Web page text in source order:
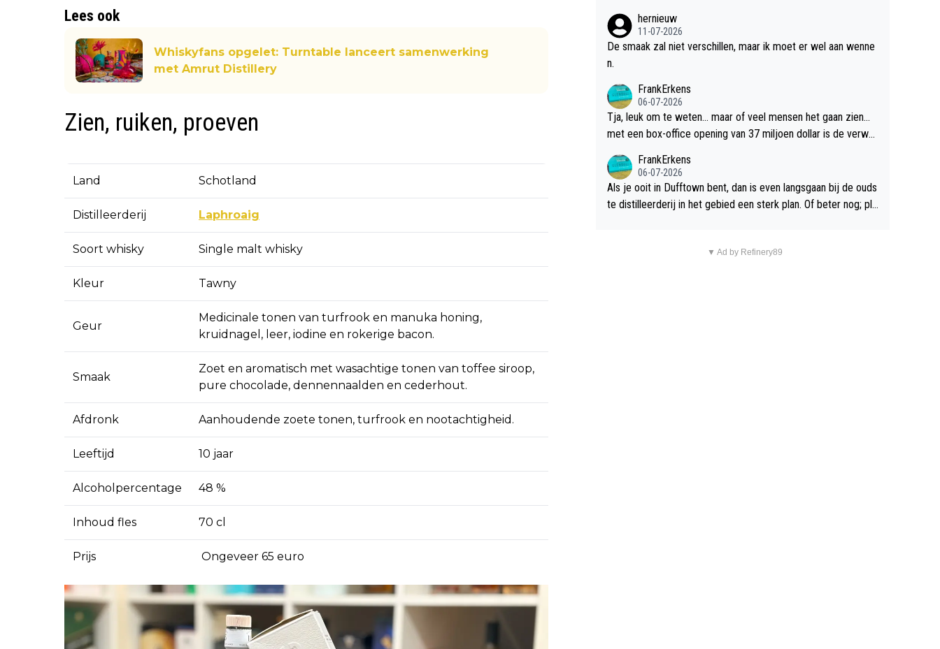
Lees ook
Whiskyfans opgelet: Turntable lanceert samenwerking
met Amrut Distillery
Zien, ruiken, proeven
Land Schotland
Distilleerderij Laphroaig
Soort whisky Single malt whisky
Kleur Tawny
Geur
Medicinale tonen van turfrook en manuka honing,
kruidnagel, leer, iodine en rokerige bacon.
Smaak
Zoet en aromatisch met wasachtige tonen van toffee siroop,
pure chocolade, dennennaalden en cederhout.
Afdronk Aanhoudende zoete tonen, turfrook en nootachtigheid.
Leeftijd 10 jaar
Alcoholpercentage 48 %
Inhoud fles 70 cl
Prijs Ongeveer 65 euro
hernieuw
11-07-2026
De smaak zal niet verschillen, maar ik moet er wel aan wenne
n.
FrankErkens
06-07-2026
Tja, leuk om te weten... maar of veel mensen het gaan zien...
met een box-office opening van 37 miljoen dollar is de verwa
FrankErkens
06-07-2026
Als je ooit in Dufftown bent, dan is even langsgaan bij de ouds
te distilleerderij in het gebied een sterk plan. Of beter nog; pla
▼ Ad by Refinery89